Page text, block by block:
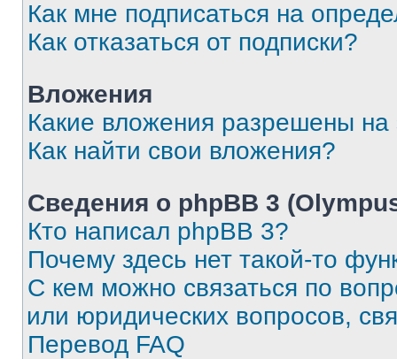
Как мне подписаться на
Как отказаться от подписки?
Вложения
Какие вложения разрешены
Как найти свои вложения?
Сведения о phpBB 3
Кто написал phpBB 3?
Почему здесь нет такой-то
С кем можно связаться по
или юридических вопросов,
Перевод FAQ